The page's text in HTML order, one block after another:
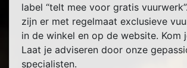
label “telt mee voor gratis
zijn er met regelmaat exclusieve
in de winkel en op de website. Kom
Laat je adviseren door onze
specialisten.